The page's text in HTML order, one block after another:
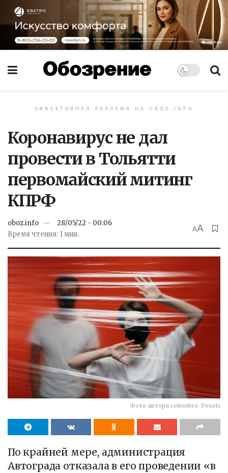
ЭФФЕКТИВНАЯ РЕКЛАМА НА OBOZ.INFO
Коронавирус не дал
провести в Тольятти
первомайский митинг
КПРФ
oboz.info
28/05/22 - 00:06
Время чтения: 1 мин.
AA
Фото автора cottonbro: Pexels
По крайней мере, администрация
Автограда отказала в его проведении «в